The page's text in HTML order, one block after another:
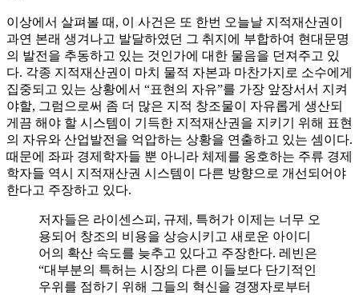
이상에서 살펴볼 때, 이 사건은 또 한번 오늘날 지적재산권이
과연 본래 생겨나고 발달하였던 그 취지에 부합하여 현대문명
의 발전을 추동하고 있는 것인가에 대한 물음을 던져주고 있
다. 각종 지적재산권이 마치 물적 자본과 마찬가지로 소수에게
집중되고 있는 상황에서 “표현의 자유”를 가장 앞장서서 지켜
야할, 그럼으로써 좀 더 많은 지적 창조물이 자유롭게 생산되
게끔 해야 할 시스템이 기득한 지적재산권을 지키기 위해 표현
의 자유와 산업발전을 억압하는 상황을 연출하고 있는 셈이다.
때문에 좌파 경제학자들 뿐 아니라 체제를 옹호하는 주류 경제
학자들 역시 지적재산권 시스템이 다른 방향으로 개선되어야
한다고 주장하고 있다.
저자들은 라이센스피, 규제, 특허가 이제는 너무 오
용되어 창조의 비용을 상승시키고 새로운 아이디
어의 확산 속도를 늦추고 있다고 주장한다. 레빈은
“대부분의 특허는 시장의 다른 이들보다 단기적인
우위를 점하기 위해 그들의 혁신을 경쟁자로부터